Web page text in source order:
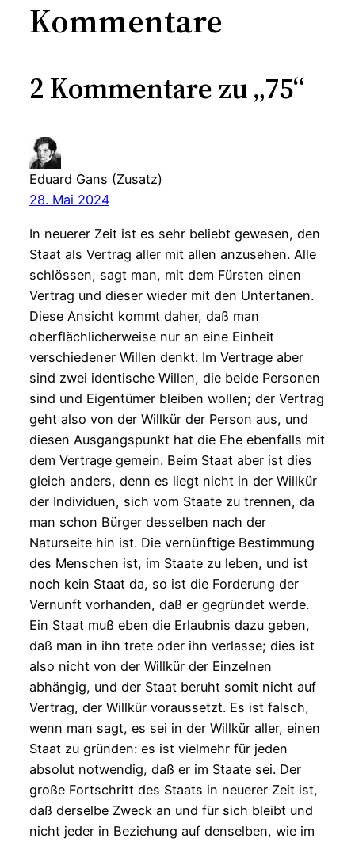
Kommentare
2 Kommentare zu „75“
Eduard Gans (Zusatz)
28. Mai 2024
In neuerer Zeit ist es sehr beliebt gewesen, den
Staat als Vertrag aller mit allen anzusehen. Alle
schlössen, sagt man, mit dem Fürsten einen
Vertrag und dieser wieder mit den Untertanen.
Diese Ansicht kommt daher, daß man
oberflächlicherweise nur an eine Einheit
verschiedener Willen denkt. Im Vertrage aber
sind zwei identische Willen, die beide Personen
sind und Eigentümer bleiben wollen; der Vertrag
geht also von der Willkür der Person aus, und
diesen Ausgangspunkt hat die Ehe ebenfalls mit
dem Vertrage gemein. Beim Staat aber ist dies
gleich anders, denn es liegt nicht in der Willkür
der Individuen, sich vom Staate zu trennen, da
man schon Bürger desselben nach der
Naturseite hin ist. Die vernünftige Bestimmung
des Menschen ist, im Staate zu leben, und ist
noch kein Staat da, so ist die Forderung der
Vernunft vorhanden, daß er gegründet werde.
Ein Staat muß eben die Erlaubnis dazu geben,
daß man in ihn trete oder ihn verlasse; dies ist
also nicht von der Willkür der Einzelnen
abhängig, und der Staat beruht somit nicht auf
Vertrag, der Willkür voraussetzt. Es ist falsch,
wenn man sagt, es sei in der Willkür aller, einen
Staat zu gründen: es ist vielmehr für jeden
absolut notwendig, daß er im Staate sei. Der
große Fortschritt des Staats in neuerer Zeit ist,
daß derselbe Zweck an und für sich bleibt und
nicht jeder in Beziehung auf denselben, wie im